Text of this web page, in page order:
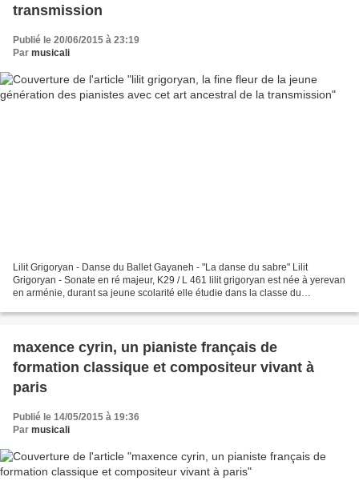
transmission
Publié le 20/06/2015 à 23:19
Par musicali
Lilit Grigoryan - Danse du Ballet Gayaneh - "La danse du sabre" Lilit
Grigoryan - Sonate en ré majeur, K29 / L 461 lilit grigoryan est née à yerevan
en arménie, durant sa jeune scolarité elle étudie dans la classe du
maxence cyrin, un pianiste français de
formation classique et compositeur vivant à
paris
Publié le 14/05/2015 à 19:36
Par musicali